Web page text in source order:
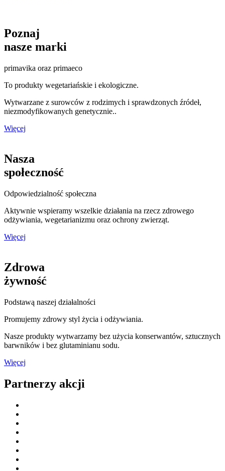
Poznaj
nasze marki
primavika oraz primaeco
To produkty wegetariańskie i ekologiczne.
Wytwarzane z surowców z rodzimych i sprawdzonych źródeł,
niezmodyfikowanych genetycznie..
Więcej
Nasza
społeczność
Odpowiedzialność społeczna
Aktywnie wspieramy wszelkie działania na rzecz zdrowego
odżywiania, wegetarianizmu oraz ochrony zwierząt.
Więcej
Zdrowa
żywność
Podstawą naszej działalności
Promujemy zdrowy styl życia i odżywiania.
Nasze produkty wytwarzamy bez użycia konserwantów, sztucznych
barwników i bez glutaminianu sodu.
Więcej
Partnerzy akcji